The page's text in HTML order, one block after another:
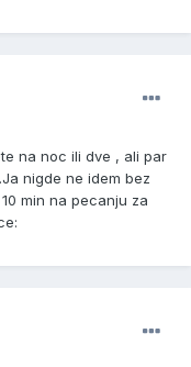
na noc ili dve , ali par
nigde ne idem bez
min na pecanju za